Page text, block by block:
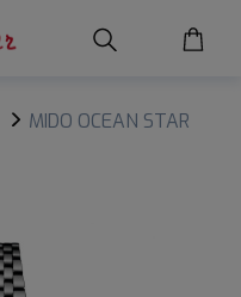
MIDO OCEAN STAR